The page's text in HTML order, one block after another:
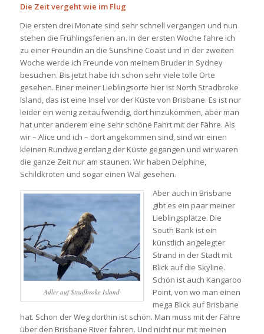
Die Zeit vergeht wie im Flug
Die ersten drei Monate sind sehr schnell vergangen und nun
stehen die Frühlingsferien an. In der ersten Woche fahre ich
zu einer Freundin an die Sunshine Coast und in der zweiten
Woche werde ich Freunde von meinem Bruder in Sydney
besuchen. Bis jetzt habe ich schon sehr viele tolle Orte
gesehen. Einer meiner Lieblingsorte hier ist North Stradbroke
Island, das ist eine Insel vor der Küste von Brisbane. Es ist nur
leider ein wenig zeitaufwendig, dort hinzukommen, aber man
hat unter anderem eine sehr schöne Fahrt mit der Fähre. Als
wir – Alice und ich – dort angekommen sind, sind wir einen
kleinen Rundweg entlang der Küste gegangen und wir waren
die ganze Zeit nur am staunen. Wir haben Delphine,
Schildkröten und sogar einen Wal gesehen.
Adler auf Stradbroke Island
Aber auch in Brisbane
gibt es ein paar meiner
Lieblingsplätze. Die
South Bank ist ein
künstlich angelegter
Strand in der Stadt mit
Blick auf die Skyline.
Schön ist auch Kangaroo
Point, von wo man einen
mega Blick auf Brisbane
hat. Schon der Weg dorthin ist schön. Man muss mit der Fähre
über den Brisbane River fahren. Und nicht nur mit meinen